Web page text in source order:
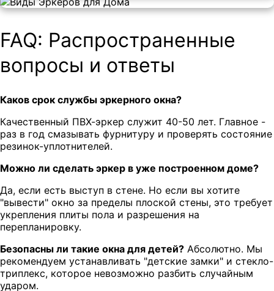
FAQ: Распространенные
вопросы и ответы
Каков срок службы эркерного окна?
Качественный ПВХ-эркер служит 40-50 лет. Главное -
раз в год смазывать фурнитуру и проверять состояние
резинок-уплотнителей.
Можно ли сделать эркер в уже построенном доме?
Да, если есть выступ в стене. Но если вы хотите
"вывести" окно за пределы плоской стены, это требует
укрепления плиты пола и разрешения на
перепланировку.
Безопасны ли такие окна для детей? Абсолютно. Мы
рекомендуем устанавливать "детские замки" и стекло-
триплекс, которое невозможно разбить случайным
ударом.